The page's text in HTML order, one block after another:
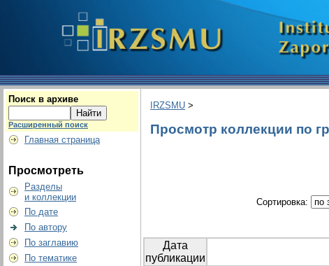
Поиск в архиве
Расширенный поиск
Главная страница
Просмотреть
Разделы
и коллекции
По дате
По автору
По заглавию
По тематике
IRZSMU >
Просмотр коллекции по
Сортировка:
Дата
публикации